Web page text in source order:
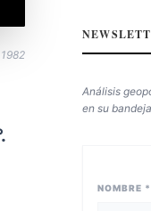
Análisis
en su
NOMBRE *